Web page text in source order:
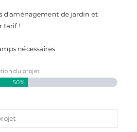
d'aménagement de jardin et
tarif !
nécessaires
du projet
50%